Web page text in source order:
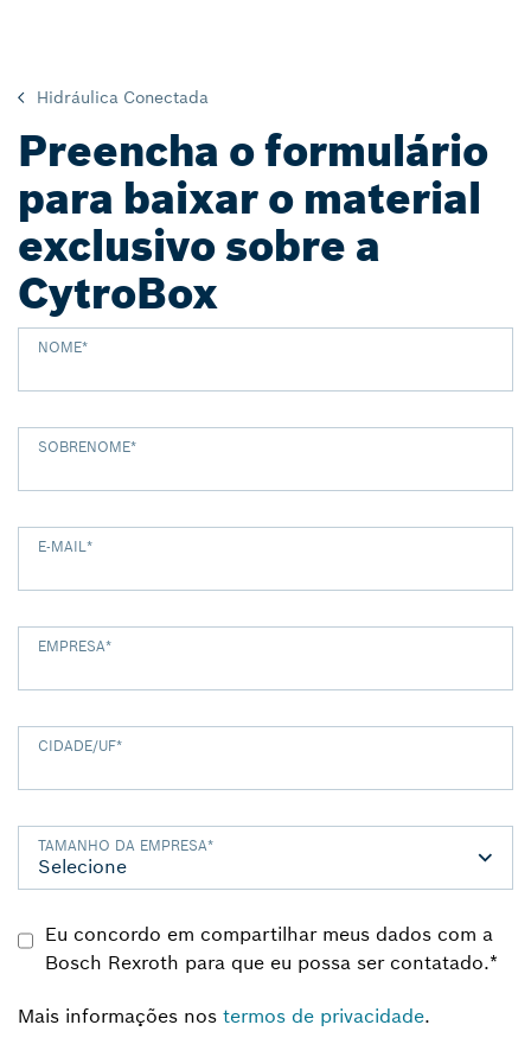
Hidráulica Conectada
Preencha o formulário
para baixar o material
exclusivo sobre a
CytroBox
NOME*
SOBRENOME*
E-MAIL*
EMPRESA*
CIDADE/UF*
TAMANHO DA EMPRESA*
Eu concordo em compartilhar meus dados com a
Bosch Rexroth para que eu possa ser contatado.*
Mais informações nos termos de privacidade.